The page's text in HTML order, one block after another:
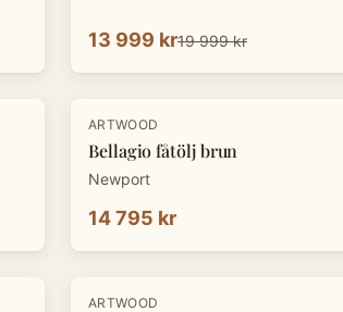
13 999 kr19 999 kr
ARTWOOD
Bellagio fåtölj brun
Newport
14 795 kr
-20%
ARTWOOD